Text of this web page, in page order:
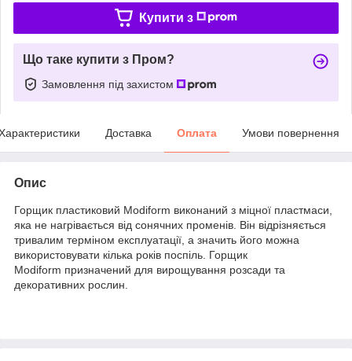
Купити з
Що таке купити з Пром?
Замовлення під захистом
Доставка Оплата Умови повернення
Опис
Горщик пластиковий Modiform виконаний з міцної пластмаси,
яка не нагрівається від сонячних променів. Він відрізняється
тривалим терміном експлуатації, а значить його можна
використовувати кілька років поспіль. Горщик
Modiform призначений для вирощування розсади та
декоративних рослин.